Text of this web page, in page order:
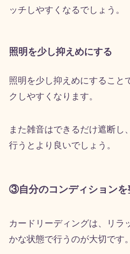
ッチしやすくなるでしょう。
照明を少し抑えめにする
照明を少し抑えめにすること
クしやすくなります。
また雑音はできるだけ遮断し
行うとより良いでしょう。
③自分のコンディションを
カードリーディングは、リラ
かな状態で行うのが大切です。